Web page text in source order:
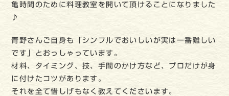
亀時間のために料理教室を開いて頂けることになりました
♪
青野さんご自身も「シンプルでおいしいが実は一番難しい
です」とおっしゃっています。
材料、タイミング、技、手間のかけ方など、プロだけが身
に付けたコツがあります。
それを全て惜しげもなく教えてくださいます。